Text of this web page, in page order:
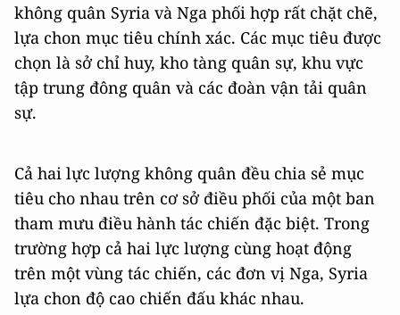
không quân Syria và Nga phối hợp rất chặt chẽ,
lựa chon mục tiêu chính xác. Các mục tiêu được
chọn là sở chỉ huy, kho tàng quân sự, khu vực
tập trung đông quân và các đoàn vận tải quân
sự.
Cả hai lực lượng không quân đều chia sẻ mục
tiêu cho nhau trên cơ sở điều phối của một ban
tham mưu điều hành tác chiến đặc biệt. Trong
trường hợp cả hai lực lượng cùng hoạt động
trên một vùng tác chiến, các đơn vị Nga, Syria
lựa chon độ cao chiến đấu khác nhau.